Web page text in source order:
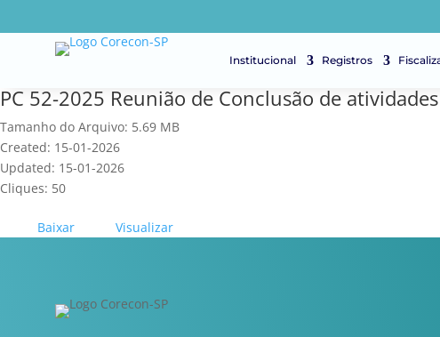
Institucional Registros
PC 52-2025 Reunião de Conclusão de
Tamanho do Arquivo: 5.69 MB
Created: 15-01-2026
Updated: 15-01-2026
Cliques: 50
Baixar Visualizar